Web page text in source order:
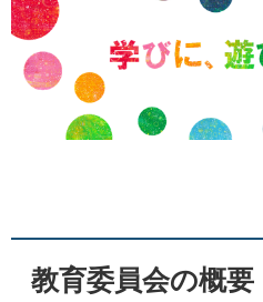
先
を
へ
教育委員会の概要